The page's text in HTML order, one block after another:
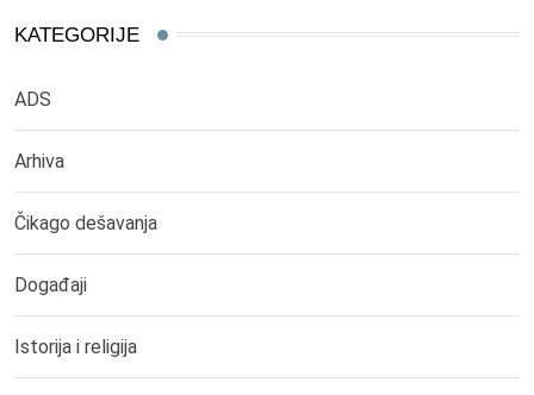
KATEGORIJE
ADS
Arhiva
Čikago dešavanja
Događaji
Istorija i religija